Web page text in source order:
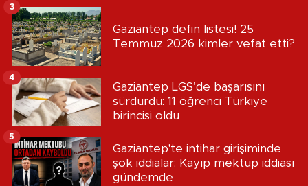
Gaziantep defin listesi! 25
Temmuz 2026 kimler vefat etti?
3
Gaziantep LGS’de başarısını
sürdürdü: 11 öğrenci Türkiye
birincisi oldu
4
Gaziantep'te intihar girişiminde
şok iddialar: Kayıp mektup iddiası
gündemde
5